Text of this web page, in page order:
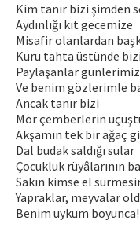
Kim tanır bizi şimden
Aydınlığı kıt gecemize
Misafir olanlardan
Kuru tahta üstünde
Paylaşanlar
Ve benim gözlerimle
Ancak tanır bizi
Mor çemberlerin
Akşamın tek bir ağaç
Dal budak saldığı sular
Çocukluk rüyâlarının
Sakın kimse el
Yapraklar, meyvalar
Benim uykum boyunca!